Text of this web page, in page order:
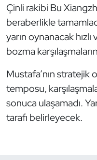
Çinli rakibi Bu
beraberlikle
yarın oynanacak
bozma
Mustafa’nın stratejik
temposu,
sonuca ulaşamadı.
tarafı belirleyecek.
Paralimpik
Satranç
Su Topu
Sualtı Sporları